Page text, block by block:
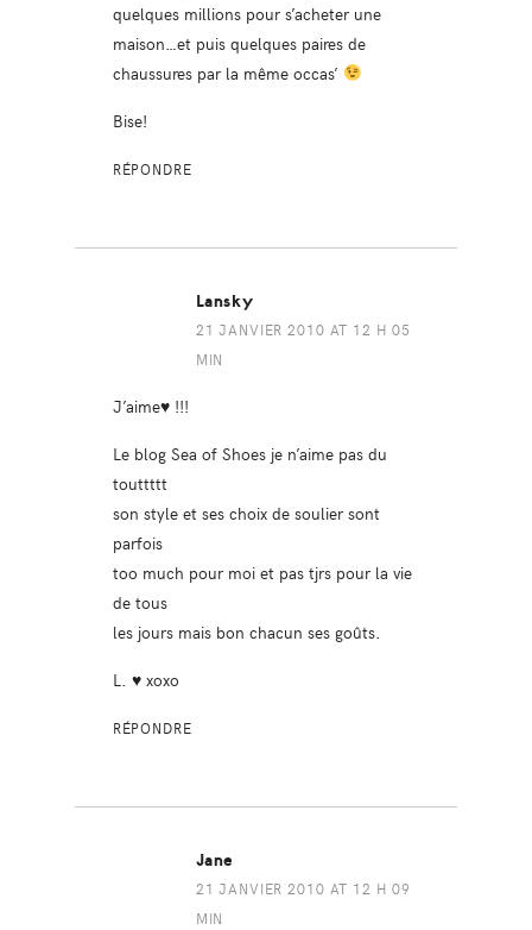
quelques millions pour s’acheter une
maison…et puis quelques paires de
chaussures par la même occas’
Bise!
RÉPONDRE
Lansky
21 JANVIER 2010 AT 12 H 05
MIN
J’aime♥ !!!
Le blog Sea of Shoes je n’aime pas du
touttttt
son style et ses choix de soulier sont
parfois
too much pour moi et pas tjrs pour la vie
de tous
les jours mais bon chacun ses goûts.
L. ♥ xoxo
RÉPONDRE
Jane
21 JANVIER 2010 AT 12 H 09
MIN